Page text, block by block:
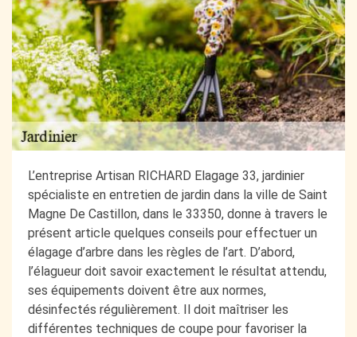
L’entreprise Artisan RICHARD Elagage 33, jardinier
spécialiste en entretien de jardin dans la ville de Saint
Magne De Castillon, dans le 33350, donne à travers le
présent article quelques conseils pour effectuer un
élagage d’arbre dans les règles de l’art. D’abord,
l’élagueur doit savoir exactement le résultat attendu,
ses équipements doivent être aux normes,
désinfectés régulièrement. Il doit maîtriser les
différentes techniques de coupe pour favoriser la